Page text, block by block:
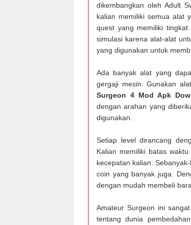
dikembangkan oleh Adult
kalian memiliki semua alat
quest yang memiliki
simulasi karena alat-alat
yang digunakan untuk
Ada banyak alat yang
gergaji mesin. Gunakan
Surgeon 4 Mod Apk
dengan arahan yang
digunakan.
Setiap level dirancang
Kalian memiliki batas
kecepatan kalian.
coin yang banyak juga.
dengan mudah membeli
Amateur Surgeon ini
tentang dunia